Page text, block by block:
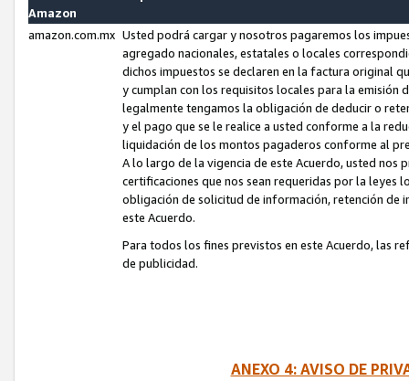
Amazon
amazon.com.mx Usted podrá cargar y nosotros pagaremos los
agregado nacionales, estatales o locales
dichos impuestos se declaren en la factura original
y cumplan con los requisitos locales para la emisión
legalmente tengamos la obligación de deducir o
y el pago que se le realice a usted conforme a la
liquidación de los montos pagaderos conforme al
A lo largo de la vigencia de este Acuerdo, usted
certificaciones que nos sean requeridas por la leyes
obligación de solicitud de información, retención de
este Acuerdo.
Para todos los fines previstos en este Acuerdo, las
de publicidad.
ANEXO 4: AVISO DE